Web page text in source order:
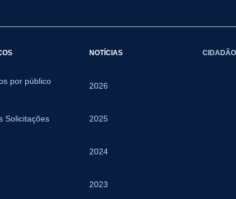
por público
Solicitações
NOTÍCIAS
2026
2025
2024
2023
CIDADÃO